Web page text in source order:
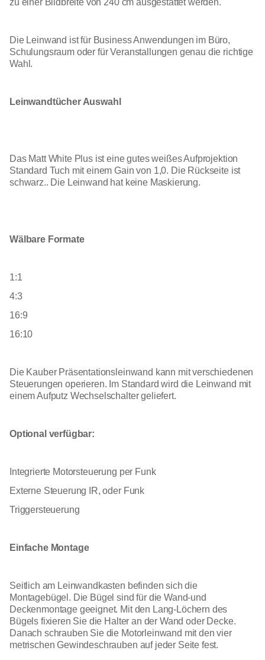
Die Leinwand ist für Business Anwendungen im Büro,
Schulungsraum oder für Veranstallungen genau die richtige
Wahl.
Leinwandtücher Auswahl
Das Matt White Plus ist eine gutes weißes Aufprojektion
Standard Tuch mit einem Gain von 1,0. Die Rückseite ist
schwarz.. Die Leinwand hat keine Maskierung.
Wälbare Formate
1:1
4:3
16:9
16:10
Die Kauber Präsentationsleinwand kann mit verschiedenen
Steuerungen operieren. Im Standard wird die Leinwand mit
einem Aufputz Wechselschalter geliefert.
Optional verfügbar:
Integrierte Motorsteuerung per Funk
Externe Steuerung IR, oder Funk
Triggersteuerung
Einfache Montage
Seitlich am Leinwandkasten befinden sich die
Montagebügel. Die Bügel sind für die Wand-und
Deckenmontage geeignet. Mit den Lang-Löchern des
Bügels fixieren Sie die Halter an der Wand oder Decke.
Danach schrauben Sie die Motorleinwand mit den vier
metrischen Gewindeschrauben auf jeder Seite fest.